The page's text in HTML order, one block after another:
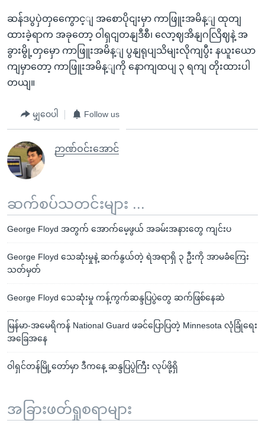
ဆန်ဒပွပှဲတှကွေောင့ျ အစောပိုငျးမှာ ကာဖြူးအမိန့ျ ထုတျ
ထားခဲ့ရာက အခုတော့ ဝါရှငျတနျဒီစီ၊ လော့ဈအိနျဂလြိဈနဲ့ အ
ခွားမွို့တှမှော ကာဖြူးအမိန့ျ ပွနျရုပျသိမျးလိုကျပွီး နယူးယော
ကျမှာတော့ ကာဖြူးအမိန့ျကို နောကျထပျ ၃ ရကျ တိုးထားပါ
တယျ။
မျှဝေပါ Follow us
ဉာဏ်ဝင်းအောင်
ဆက်စပ်သတင်းများ ...
George Floyd အတွက် အောက်မေ့ဖွယ် အခမ်းအနားတွေ ကျင်းပ
George Floyd သေဆုံးမှုနဲ့ ဆက်နွယ်တဲ့ ရဲအရာရှိ ၃ ဦးကို အာမခံကြေး
သတ်မှတ်
George Floyd သေဆုံးမှု ကန့်ကွက်ဆန္ဒပြပွဲတွေ ဆက်ဖြစ်နေဆဲ
မြန်မာ-အမေရိကန် National Guard ဖခင်ပြောပြတဲ့ Minnesota လုံခြုံရေး
အခြေအနေ
ဝါရှင်တန်မြို့တော်မှာ ဒီကနေ့ ဆန္ဒပြပွဲကြီး လုပ်ဖို့ရှိ
အခြားဖတ်ရှုစရာများ